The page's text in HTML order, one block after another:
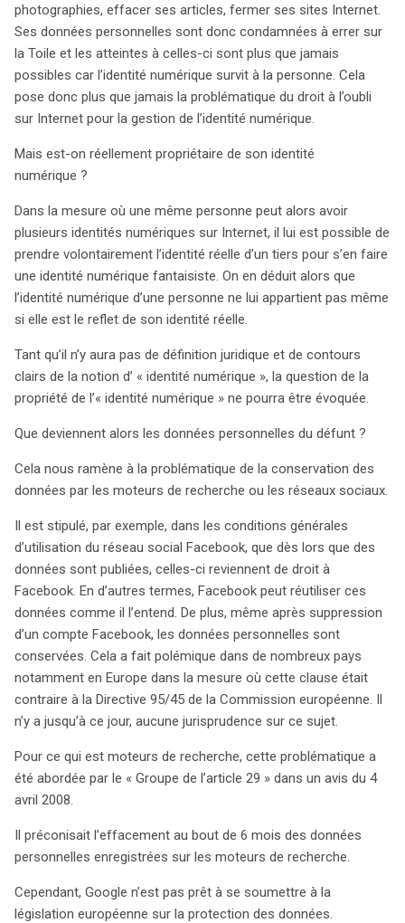
photographies, effacer ses articles, fermer ses sites Internet.
Ses données personnelles sont donc condamnées à errer sur
la Toile et les atteintes à celles-ci sont plus que jamais
possibles car l’identité numérique survit à la personne. Cela
pose donc plus que jamais la problématique du droit à l’oubli
sur Internet pour la gestion de l’identité numérique.
Mais est-on réellement propriétaire de son identité
numérique ?
Dans la mesure où une même personne peut alors avoir
plusieurs identités numériques sur Internet, il lui est possible de
prendre volontairement l’identité réelle d’un tiers pour s’en faire
une identité numérique fantaisiste. On en déduit alors que
l’identité numérique d’une personne ne lui appartient pas même
si elle est le reflet de son identité réelle.
Tant qu’il n’y aura pas de définition juridique et de contours
clairs de la notion d’ « identité numérique », la question de la
propriété de l’« identité numérique » ne pourra être évoquée.
Que deviennent alors les données personnelles du défunt ?
Cela nous ramène à la problématique de la conservation des
données par les moteurs de recherche ou les réseaux sociaux.
Il est stipulé, par exemple, dans les conditions générales
d’utilisation du réseau social Facebook, que dès lors que des
données sont publiées, celles-ci reviennent de droit à
Facebook. En d’autres termes, Facebook peut réutiliser ces
données comme il l’entend. De plus, même après suppression
d’un compte Facebook, les données personnelles sont
conservées. Cela a fait polémique dans de nombreux pays
notamment en Europe dans la mesure où cette clause était
contraire à la Directive 95/45 de la Commission européenne. Il
n’y a jusqu’à ce jour, aucune jurisprudence sur ce sujet.
Pour ce qui est moteurs de recherche, cette problématique a
été abordée par le « Groupe de l’article 29 » dans un avis du 4
avril 2008.
Il préconisait l’effacement au bout de 6 mois des données
personnelles enregistrées sur les moteurs de recherche.
Cependant, Google n’est pas prêt à se soumettre à la
législation européenne sur la protection des données.